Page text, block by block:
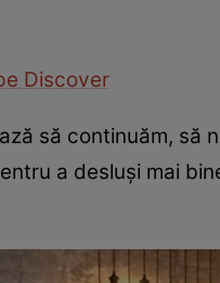
Discover
să continuăm, să
a desluși mai